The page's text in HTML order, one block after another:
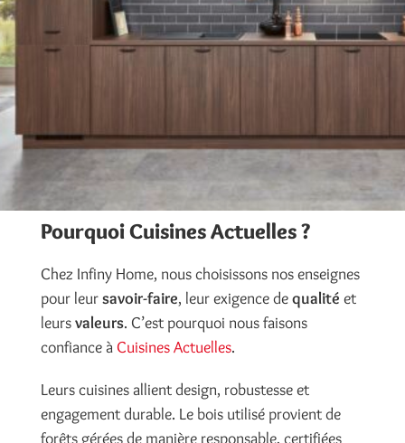
Pourquoi Cuisines Actuelles ?
Chez Infiny Home, nous choisissons nos enseignes
pour leursavoir-faire, leur exigence dequalité et
leursvaleurs. C’est pourquoi nous faisons
confiance à Cuisines Actuelles.
Leurs cuisines allient design, robustesse et
engagement durable. Le bois utilisé provient de
forêts gérées de manière responsable, certifiées